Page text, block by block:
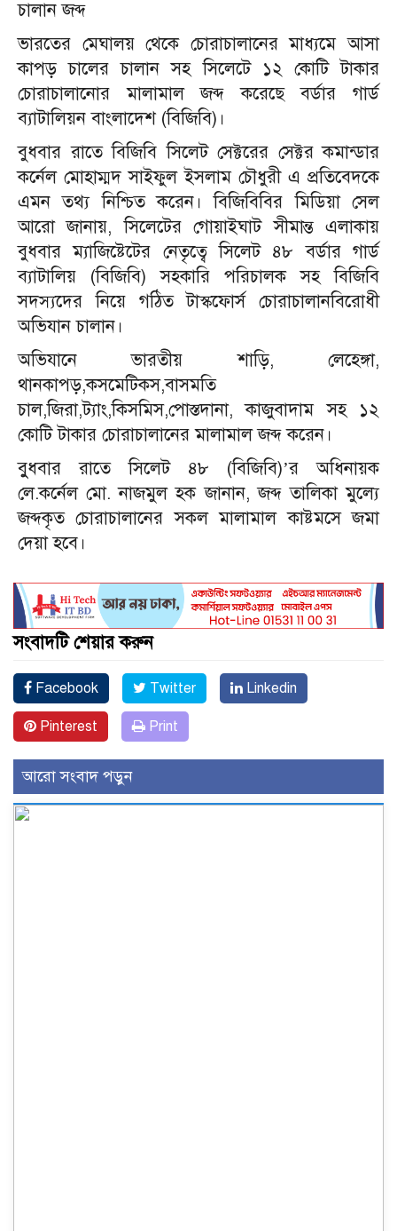
চালান জব্দ
ভারতের মেঘালয় থেকে চোরাচালানের মাধ্যমে আসা
কাপড় চালের চালান সহ সিলেটে ১২ কোটি টাকার
চোরাচালানোর মালামাল জব্দ করেছে বর্ডার গার্ড
ব্যাটালিয়ন বাংলাদেশ (বিজিবি)।
বুধবার রাতে বিজিবি সিলেট সেক্টরের সেক্টর কমান্ডার
কর্নেল মোহাম্মদ সাইফুল ইসলাম চৌধুরী এ প্রতিবেদকে
এমন তথ্য নিশ্চিত করেন। বিজিবিবির মিডিয়া সেল
আরো জানায়, সিলেটের গোয়াইঘাট সীমান্ত এলাকায়
বুধবার ম্যাজিষ্টেটের নেতৃত্বে সিলেট ৪৮ বর্ডার গার্ড
ব্যাটালিয় (বিজিবি) সহকারি পরিচালক সহ বিজিবি
সদস্যদের নিয়ে গঠিত টাস্কফোর্স চোরাচালানবিরোধী
অভিযান চালান।
অভিযানে ভারতীয় শাড়ি, লেহেঙ্গা,
থানকাপড়,কসমেটিকস,বাসমতি
চাল,জিরা,ট্যাং,কিসমিস,পোস্তদানা, কাজুবাদাম সহ ১২
কোটি টাকার চোরাচালানের মালামাল জব্দ করেন।
বুুধবার রাতে সিলেট ৪৮ (বিজিবি)’র অধিনায়ক
লে.কর্নেল মো. নাজমুল হক জানান, জব্দ তালিকা মুল্যে
জব্দকৃত চোরাচালানের সকল মালামাল কাষ্টমসে জমা
দেয়া হবে।
সংবাদটি শেয়ার করুন
Facebook Twitter Linkedin
Pinterest Print
আরো সংবাদ পড়ুন